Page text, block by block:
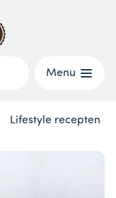
Menu
Lifestyle recepten